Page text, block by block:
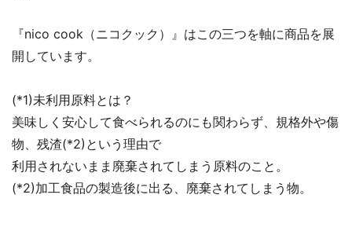
『nico cook（ニコクック）』はこの三つを軸に商品を展
開しています。
(*1)未利用原料とは？
美味しく安心して食べられるのにも関わらず、規格外や傷
物、残渣(*2)という理由で
利用されないまま廃棄されてしまう原料のこと。
(*2)加工食品の製造後に出る、廃棄されてしまう物。